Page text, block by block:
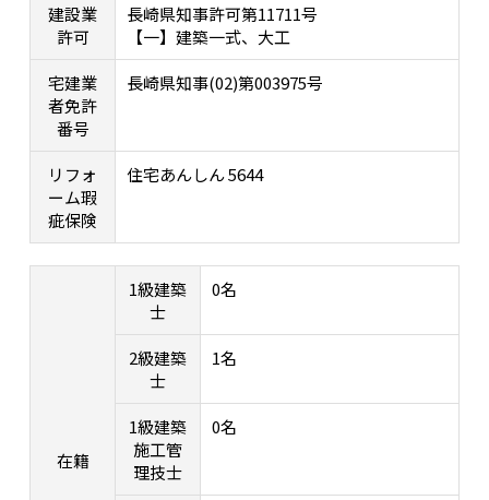
建設業
許可
長崎県知事許可第11711号
【一】建築一式、大工
宅建業
者免許
番号
長崎県知事(02)第003975号
リフォ
ーム瑕
疵保険
住宅あんしん 5644
在籍
1級建築
士
0名
2級建築
士
1名
1級建築
施工管
理技士
0名